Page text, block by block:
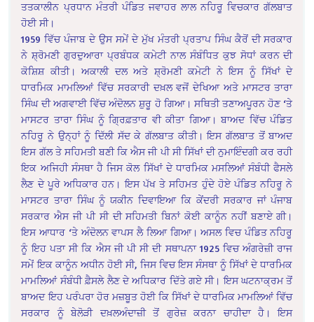
ਤਤਕਾਲੀਨ ਪ੍ਰਧਾਨ ਮੰਤਰੀ ਪੰਡਿਤ ਜਵਾਹਰ ਲਾਲ ਨਹਿਰੂ ਵਿਚਕਾਰ ਗੱਲਬਾਤ
ਹੋਈ ਸੀ।
1959 ਵਿੱਚ ਪੰਜਾਬ ਦੇ ਉਸ ਸਮੇਂ ਦੇ ਮੁੱਖ ਮੰਤਰੀ ਪ੍ਰਤਾਪ ਸਿੰਘ ਕੈਰੋਂ ਦੀ ਸਰਕਾਰ
ਨੇ ਸ਼੍ਰੋਮਣੀ ਗੁਰਦੁਆਰਾ ਪ੍ਰਬੰਧਕ ਕਮੇਟੀ ਨਾਲ ਸੰਬੰਧਿਤ ਕੁਝ ਸੋਧਾਂ ਕਰਨ ਦੀ
ਕੋਸ਼ਿਸ਼ ਕੀਤੀ। ਅਕਾਲੀ ਦਲ ਅਤੇ ਸ਼੍ਰੋਮਣੀ ਕਮੇਟੀ ਨੇ ਇਸ ਨੂੰ ਸਿੱਖਾਂ ਦੇ
ਧਾਰਮਿਕ ਮਾਮਲਿਆਂ ਵਿੱਚ ਸਰਕਾਰੀ ਦਖ਼ਲ ਵਜੋਂ ਦੇਖਿਆ ਅਤੇ ਮਾਸਟਰ ਤਾਰਾ
ਸਿੰਘ ਦੀ ਅਗਵਾਈ ਵਿੱਚ ਅੰਦੋਲਨ ਸ਼ੁਰੂ ਹੋ ਗਿਆ। ਸਥਿਤੀ ਤਣਾਅਪੂਰਨ ਹੋਣ ‘ਤੇ
ਮਾਸਟਰ ਤਾਰਾ ਸਿੰਘ ਨੂੰ ਗ੍ਰਿਫ਼ਤਾਰ ਵੀ ਕੀਤਾ ਗਿਆ। ਬਾਅਦ ਵਿੱਚ ਪੰਡਿਤ
ਨਹਿਰੂ ਨੇ ਉਨ੍ਹਾਂ ਨੂੰ ਦਿੱਲੀ ਸੱਦ ਕੇ ਗੱਲਬਾਤ ਕੀਤੀ। ਇਸ ਗੱਲਬਾਤ ਤੋਂ ਬਾਅਦ
ਇਸ ਗੱਲ ਤੇ ਸਹਿਮਤੀ ਬਣੀ ਕਿ ਐਸ ਜੀ ਪੀ ਸੀ ਸਿੱਖਾਂ ਦੀ ਨੁਮਾਇੰਦਗੀ ਕਰ ਰਹੀ
ਇਕ ਅਜਿਹੀ ਸੰਸਥਾ ਹੈ ਜਿਸ ਕੋਲ ਸਿੱਖਾਂ ਦੇ ਧਾਰਮਿਕ ਮਸਲਿਆਂ ਸੰਬੰਧੀ ਫੈਸਲੇ
ਲੈਣ ਦੇ ਪੂਰੇ ਅਧਿਕਾਰ ਹਨ। ਇਸ ਪੱਖ ਤੇ ਸਹਿਮਤ ਹੁੰਦੇ ਹੋਏ ਪੰਡਿਤ ਨਹਿਰੂ ਨੇ
ਮਾਸਟਰ ਤਾਰਾ ਸਿੰਘ ਨੂੰ ਯਕੀਨ ਦਿਵਾਇਆ ਕਿ ਕੇਂਦਰੀ ਸਰਕਾਰ ਜਾਂ ਪੰਜਾਬ
ਸਰਕਾਰ ਐਸ ਜੀ ਪੀ ਸੀ ਦੀ ਸਹਿਮਤੀ ਬਿਨਾਂ ਕੋਈ ਕਾਨੂੰਨ ਨਹੀਂ ਬਣਾਏ ਗੀ।
ਇਸ ਆਧਾਰ ‘ਤੇ ਅੰਦੋਲਨ ਵਾਪਸ ਲੈ ਲਿਆ ਗਿਆ। ਅਸਲ ਵਿਚ ਪੰਡਿਤ ਨਹਿਰੂ
ਨੂੰ ਇਹ ਪਤਾ ਸੀ ਕਿ ਐਸ ਜੀ ਪੀ ਸੀ ਦੀ ਸਥਾਪਨਾ 1925 ਵਿਚ ਅੰਗਰੇਜ਼ੀ ਰਾਜ
ਸਮੇਂ ਇਕ ਕਾਨੂੰਨ ਅਧੀਨ ਹੋਈ ਸੀ, ਜਿਸ ਵਿਚ ਇਸ ਸੰਸਥਾ ਨੂੰ ਸਿੱਖਾਂ ਦੇ ਧਾਰਮਿਕ
ਮਾਮਲਿਆਂ ਸੰਬੰਧੀ ਫ਼ੈਸਲੇ ਲੈਣ ਦੇ ਅਧਿਕਾਰ ਦਿੱਤੇ ਗਏ ਸੀ। ਇਸ ਘਟਨਾਕ੍ਰਮ ਤੋਂ
ਬਾਅਦ ਇਹ ਪਰੰਪਰਾ ਹੋਰ ਮਜ਼ਬੂਤ ਹੋਈ ਕਿ ਸਿੱਖਾਂ ਦੇ ਧਾਰਮਿਕ ਮਾਮਲਿਆਂ ਵਿੱਚ
ਸਰਕਾਰ ਨੂੰ ਬੇਲੋੜੀ ਦਖ਼ਲਅੰਦਾਜ਼ੀ ਤੋਂ ਗੁਰੇਜ਼ ਕਰਨਾ ਚਾਹੀਦਾ ਹੈ। ਇਸ